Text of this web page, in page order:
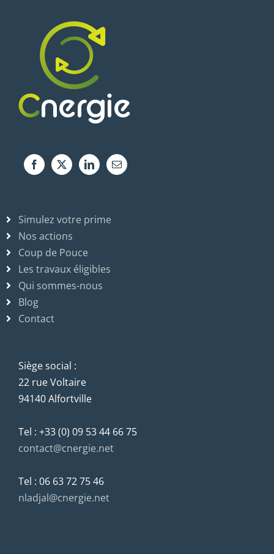
Simulez votre prime
Nos actions
Coup de Pouce
Les travaux éligibles
Qui sommes-nous
Blog
Contact
Siège social :
22 rue Voltaire
94140 Alfortville
Tel : +33 (0) 09 53 44 66 75
contact@cnergie.net
Tel : 06 63 72 75 46
nladjal@cnergie.net